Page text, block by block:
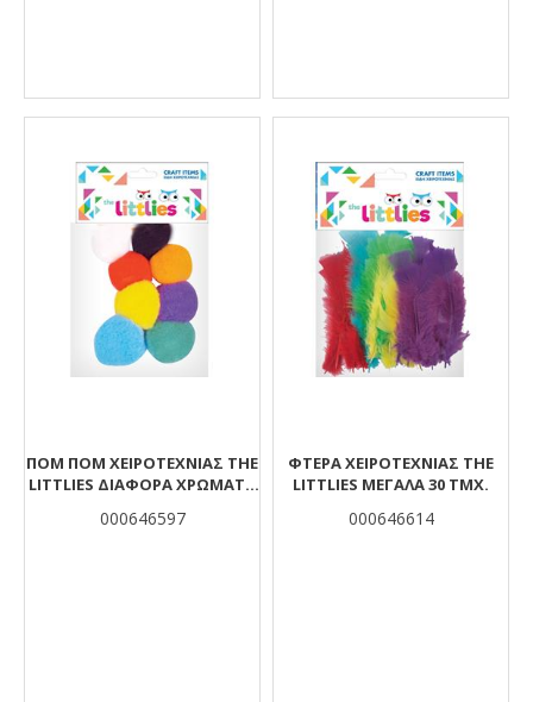
ΠΟΜ ΠΟΜ ΧΕΙΡΟΤΕΧΝΊΑΣ THE
LITTLIES ΔΙΆΦΟΡΑ ΧΡΏΜΑΤΑ
000646597
ΦΤΕΡΆ ΧΕΙΡΟΤΕΧΝΊΑΣ THE
LITTLIES ΜΕΓΆΛΑ 30 ΤΜΧ.
000646614